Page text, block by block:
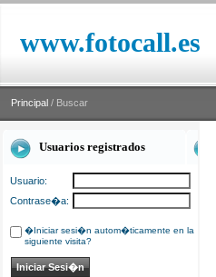
www.fotocall.es
Principal / Buscar
Usuarios registrados
Usuario:
Contrase�a:
�Iniciar sesi�n autom�ticamente en la
siguiente visita?